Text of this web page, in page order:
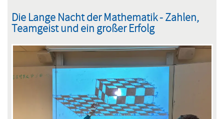
es
den
Förderverein
des
Gymnasiums
Schwarzenbek
Die Lange Nacht der Mathematik - Zahlen,
Teamgeist und ein großer Erfolg